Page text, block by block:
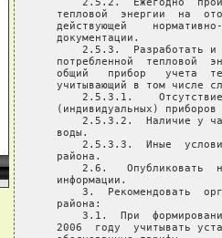
тепловой  энергии  на
действующей
   документации.
2.5.3.  Разработать
потребленной  тепловой
общий   прибор   учета
учитывающий в том числе
2.5.3.1.
(индивидуальных) приборов
2.5.3.2.  Наличие у
   воды.
2.5.3.3.  Иные
   района.
2.6.   Опубликовать
   информации.
3.  Рекомендовать
   района:
3.1.  При
2006  году  учитывать